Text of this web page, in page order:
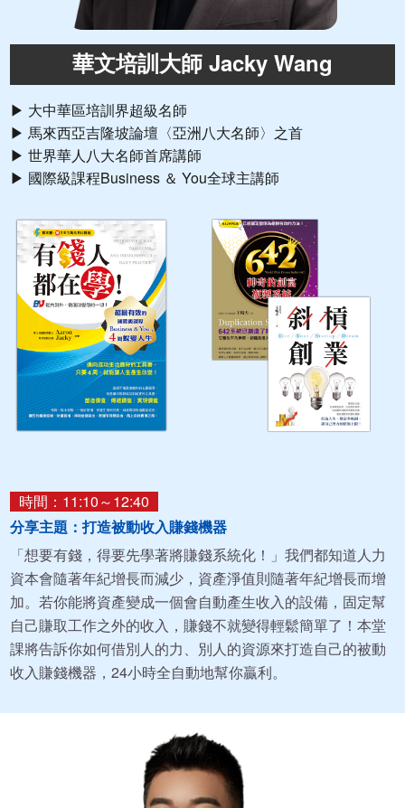
華文培訓大師 Jacky Wang
▶ 大中華區培訓界超級名師
▶ 馬來西亞吉隆坡論壇〈亞洲八大名師〉之首
▶ 世界華人八大名師首席講師
▶ 國際級課程Business ＆ You全球主講師
時間：11:10～12:40
分享主題：打造被動收入賺錢機器
「想要有錢，得要先學著將賺錢系統化！」我們都知道人力
資本會隨著年紀增長而減少，資產淨值則隨著年紀增長而增
加。若你能將資產變成一個會自動產生收入的設備，固定幫
自己賺取工作之外的收入，賺錢不就變得輕鬆簡單了！本堂
課將告訴你如何借別人的力、別人的資源來打造自己的被動
收入賺錢機器，24小時全自動地幫你贏利。